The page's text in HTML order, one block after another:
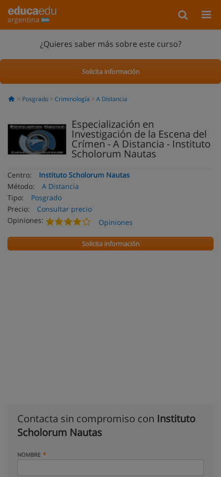
argentina
¿Quieres saber más sobre este curso?
Solicita información
Posgrado Criminología A Distancia
Especialización en
Investigación de la Escena del
Crímen - A Distancia - Instituto
Scholorum Nautas
Centro:
Instituto Scholorum Nautas
Método:
A Distancia
Tipo:
Posgrado
Precio:
Consultar precio
Opiniones:
Opiniones
Solicita información
Contacta sin compromiso con Instituto
Scholorum Nautas
NOMBRE